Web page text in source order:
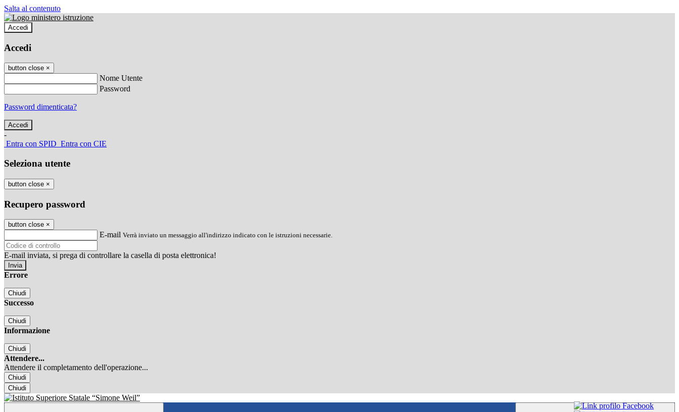
Salta al contenuto
Accedi
Accedi
button close ×
Nome Utente
Password
Password dimenticata?
-
Entra con SPID Entra con CIE
Seleziona utente
button close ×
Recupero password
button close ×
E-mail Verrà inviato un messaggio all'indirizzo indicato con le istruzioni necessarie.
E-mail inviata, si prega di controllare la casella di posta elettronica!
Errore
Chiudi
Successo
Chiudi
Informazione
Chiudi
Attendere...
Attendere il completamento dell'operazione...
Chiudi
Chiudi